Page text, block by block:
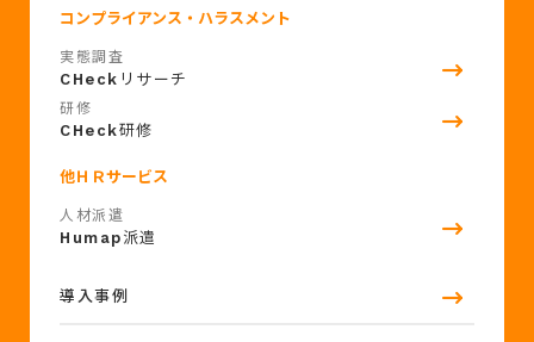
コンプライアンス・ハラスメント
実態調査
CHeck リサーチ
研修
CHeck研修
他ＨＲサービス
人材派遣
Humap 派遣
導入事例